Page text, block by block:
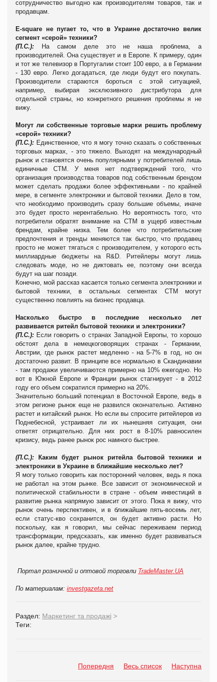
сотрудничество выгодно как производителям товаров, так и
продавцам.
E-square не пугает то, что в Украине достаточно велик
сегмент «серой» техники?
(П.С.): На самом деле это не наша проблема, а
производителей. Она существует и в Европе. К примеру, один
и тот же телевизор в Португалии стоит 100 евро, а в Германии
- 130 евро. Легко догадаться, где люди будут его покупать.
Производители стараются бороться с этой ситуацией,
например, выбирая эксклюзивного дистрибутора для
отдельной страны, но конкретного решения проблемы я не
вижу.
Могут ли собственные торговые марки решить проблему
«серой» техники?
(П.С.): Единственное, что я могу точно сказать о собственных
торговых марках, - это тяжело. Выходят на международный
рынок и становятся очень популярными у потребителей лишь
единичные СТМ. У меня нет подтверждений того, что
организация производства товаров под собственным брендом
может сделать продажи более эффективными - по крайней
мере, в сегменте электроники и бытовой техники. Дело в том,
что необходимо производить сразу большие объемы, иначе
это будет просто нерентабельно. Но вероятность того, что
потребители обратят внимание на СТМ в ущерб известным
брендам, крайне низка. Тем более что потребительские
предпочтения и тренды меняются так быстро, что продавец
просто не может тягаться с производителем, у которого есть
миллиардные бюджеты на R&D. Ритейлеры могут лишь
следовать моде, но не диктовать ее, поэтому они всегда
будут на шаг позади.
Конечно, мой рассказ касается только сегмента электроники и
бытовой техники, в остальных сегментах СТМ могут
существенно повлиять на бизнес продавца.
Насколько быстро в последние несколько лет
развивается ритейл бытовой техники и электроники?
(П.С.): Если говорить о странах Западной Европы, то хорошо
обстоят дела в немецкоговорящих странах - Германии,
Австрии, где рынок растет медленно - на 5-7% в год, но он
достаточно развит. В принципе все нормально в Скандинавии
- там продажи увеличиваются примерно на 10% ежегодно. Но
вот в Южной Европе и Франции рынок стагнирует - в 2012
году его объем сократился примерно на 20%.
Значительно больший потенциал в Восточной Европе, ведь в
этом регионе рынок еще не развился окончательно. Активно
растет и китайский рынок. Но если вы спросите ритейлеров из
Поднебесной, устраивает ли их нынешняя ситуация, они
ответят отрицательно. Для них рост в 8-10% равносилен
кризису, ведь ранее рынок рос намного быстрее.
(П.С.): Каким будет рынок ритейла бытовой техники и
электроники в Украине в ближайшие несколько лет?
Я могу только говорить как посторонний человек, ведь я пока
не работал на этом рынке. Все зависит от экономической и
политической стабильности в стране - объем инвестиций в
развитие рынка напрямую зависит от этого. Пока я вижу, что
рынок очень перспективен, и в ближайшие пять-восемь лет,
если статус-кво сохранится, он будет активно расти. Но
поскольку, как я говорил, мы сейчас переживаем период
трансформации, предсказать, как именно будет развиваться
рынок далее, крайне трудно.
Портал розничной и оптовой торговли TradeMaster.UA
По материалам: investgazeta.net
Раздел: Маркетинг та продажі >
Теги:
Попередня Весь список Наступна